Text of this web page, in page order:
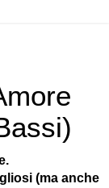
(ma anche